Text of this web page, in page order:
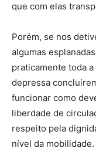
que com elas
Porém, se nos
algumas
praticamente toda
depressa
funcionar como
liberdade de
respeito pela
nível da mobilidade.